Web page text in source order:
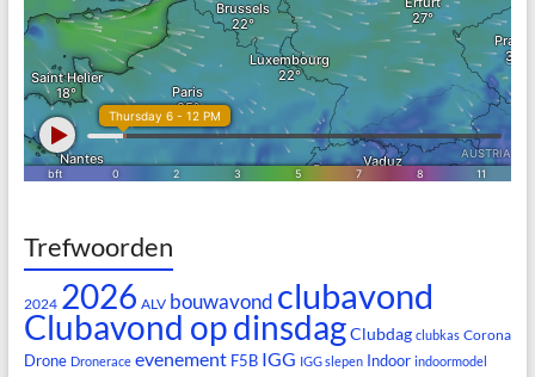
Trefwoorden
2024 2026 ALV bouwavond clubavond
Clubavond op dinsdagClubdag clubkas Corona
Drone Dronerace evenement F5B IGG IGG slepen Indoor indoormodel